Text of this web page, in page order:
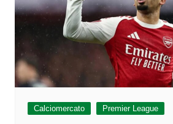
Calciomercato Premier League